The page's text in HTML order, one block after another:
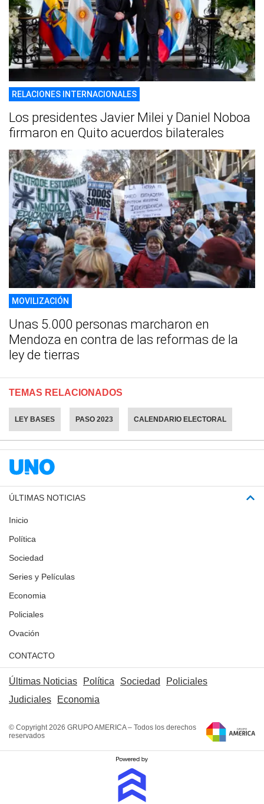
RELACIONES INTERNACIONALES
Los presidentes Javier Milei y Daniel Noboa
firmaron en Quito acuerdos bilaterales
MOVILIZACIÓN
Unas 5.000 personas marcharon en
Mendoza en contra de las reformas de la
ley de tierras
TEMAS RELACIONADOS
LEY BASES PASO 2023 CALENDARIO ELECTORAL
ÚLTIMAS NOTICIAS
Inicio
Política
Sociedad
Series y Películas
Economia
Policiales
Ovación
CONTACTO
Últimas Noticias Política Sociedad
Policiales
Judiciales
Economia
© Copyright 2026 GRUPO AMERICA – Todos los derechos
reservados